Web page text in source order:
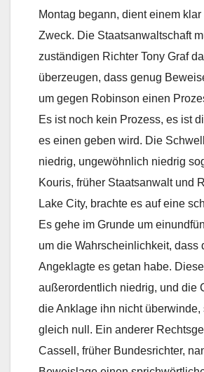
Montag begann, dient einem
Zweck. Die Staatsanwaltschaft
zuständigen Richter Tony Graf
überzeugen, dass genug
um gegen Robinson einen
Es ist noch kein Prozess, es ist
es einen geben wird. Die
niedrig, ungewöhnlich niedrig
Kouris, früher Staatsanwalt und
Lake City, brachte es auf eine
Es gehe im Grunde um
um die Wahrscheinlichkeit, dass
Angeklagte es getan habe.
außerordentlich niedrig, und die
die Anklage ihn nicht überwinde,
gleich null. Ein anderer
Cassell, früher Bundesrichter,